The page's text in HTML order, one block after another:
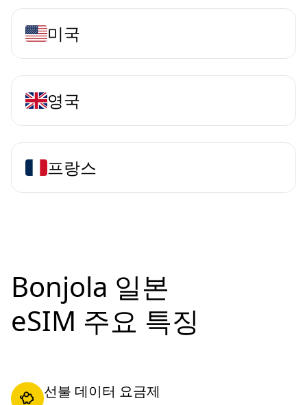
미국
영국
프랑스
Bonjola 일본
eSIM 주요 특징
선불 데이터 요금제